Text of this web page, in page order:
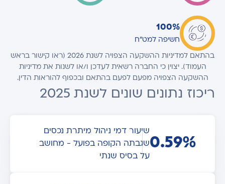
100%
חשיפה למט"ח
בהתאם למדיניות ההשקעה הצפויה לשנת 2026 (ראו קישור בראש
העמוד). יצוין כי החברה רשאית לעדכן ו/או לשנות את מדיניות
ההשקעה הצפויה מפעם לפעם בהתאם ובכפוף להוראות הדין.
ריכוז נתונים שונים לשנת 2025
0.59%
שיעור דמי ניהול מיתרת נכסים
שגבתה הקופה בפועל - מחושב
על בסיס שנתי